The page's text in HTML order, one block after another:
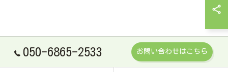
050-6865-2533 お問い合わせはこちら